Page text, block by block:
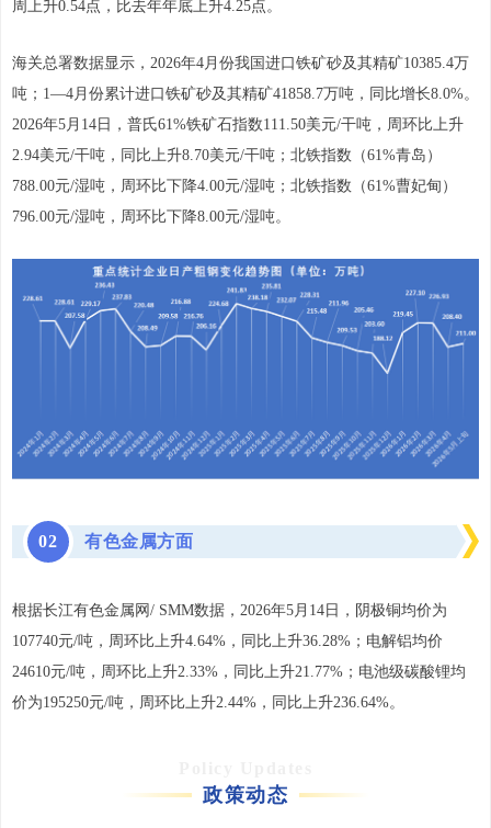
周上升0.54点，比去年年底上升4.25点。
海关总署数据显示，2026年4月份我国进口铁矿砂及其精矿10385.4万
吨；1—4月份累计进口铁矿砂及其精矿41858.7万吨，同比增长8.0%。
2026年5月14日，普氏61%铁矿石指数111.50美元/干吨，周环比上升
2.94美元/干吨，同比上升8.70美元/干吨；北铁指数（61%青岛）
788.00元/湿吨，周环比下降4.00元/湿吨；北铁指数（61%曹妃甸）
796.00元/湿吨，周环比下降8.00元/湿吨。
02 有色金属方面
根据长江有色金属网/ SMM数据，2026年5月14日，阴极铜均价为
107740元/吨，周环比上升4.64%，同比上升36.28%；电解铝均价
24610元/吨，周环比上升2.33%，同比上升21.77%；电池级碳酸锂均
价为195250元/吨，周环比上升2.44%，同比上升236.64%。
政策动态